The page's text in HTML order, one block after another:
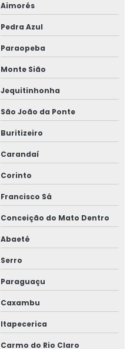
Aimorés
Pedra Azul
Paraopeba
Monte Sião
Jequitinhonha
São João da Ponte
Buritizeiro
Carandaí
Corinto
Francisco Sá
Conceição do Mato Dentro
Abaeté
Serro
Paraguaçu
Caxambu
Itapecerica
Carmo do Rio Claro